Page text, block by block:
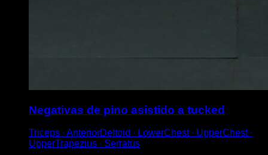
Negativas de pino asistido a tucked
Triceps ∙ AnteriorDeltoid ∙ LowerChest ∙ UpperChest ∙
UpperTrapezius ∙ Serratus